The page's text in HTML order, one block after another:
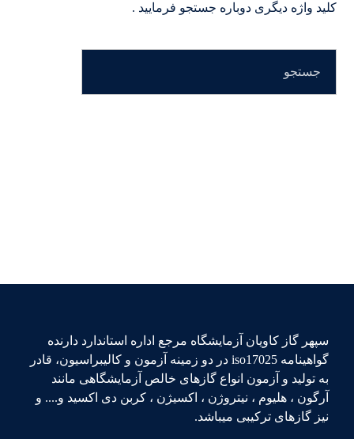
کلید واژه دیگری دوباره جستجو فرمایید .
سپهر گاز کاویان آزمایشگاه مرجع اداره استاندارد دارنده
گواهینامه iso17025 در دو زمینه آزمون و کالیبراسیون، قادر
به تولید و آزمون انواع گازهای خالص آزمایشگاهی مانند
آرگون ، هلیوم ، نیتروژن ، اکسیژن ، کربن دی اکسید و.... و
نیز گازهای ترکیبی میباشد.